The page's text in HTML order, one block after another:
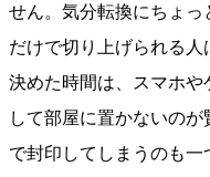
せん。気分転換にちょっ
だけで切り上げられる
決めた時間は、スマホ
して部屋に置かないの
で封印してしまうのも